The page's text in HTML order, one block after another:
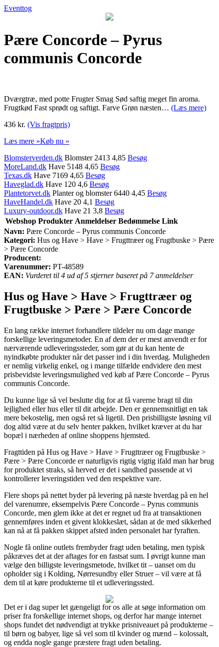
Eventtog
Pære Concorde – Pyrus
communis Concorde
Dværgtræ, med potte Frugter Smag Sød saftig meget fin aroma.
Frugtkød Fast sprødt og saftigt. Farve Grøn næsten… (Læs mere)
436 kr. (Vis fragtpris)
Læs mere »Køb nu »
Blomsterverden.dk Blomster 2413 4,85 Besøg
MoreLand.dk Have 5148 4,65 Besøg
Texas.dk Have 7169 4,65 Besøg
Haveglad.dk Have 120 4,6 Besøg
Plantetorvet.dk Planter og blomster 6440 4,45 Besøg
HaveHandel.dk Have 20 4,1 Besøg
Luxury-outdoor.dk Have 21 3,8 Besøg
Webshop Produkter Anmeldelser Bedømmelse Link
Navn: Pære Concorde – Pyrus communis Concorde
Kategori: Hus og Have > Have > Frugttræer og Frugtbuske > Pære
> Pære Concorde
Producent:
Varenummer: PT-48589
EAN: Vurderet til 4 ud af 5 stjerner baseret på 7 anmeldelser
Hus og Have > Have > Frugttræer og
Frugtbuske > Pære > Pære Concorde
En lang række internet forhandlere tildeler nu om dage mange
forskellige leveringsmetoder. En af dem der er mest anvendt er for
nærværende udleveringssteder, som gør at du kan hente de
nyindkøbte produkter når det passer ind i din hverdag. Muligheden
er nemlig virkelig enkel, og i mange tilfælde endvidere den mest
prisbevidste leveringsmulighed ved køb af Pære Concorde – Pyrus
communis Concorde.
Du kunne lige så vel beslutte dig for at få varerne bragt til din
lejlighed eller hus eller til dit arbejde. Den er gennemsnitligt en tak
mere bekostelig, men også ret så ligetil. Den prisbilligste løsning vil
dog altid være at du selv henter pakken, hvilket kræver at du har
bopæl i nærheden af online shoppens hjemsted.
Fragttiden på Hus og Have > Have > Frugttræer og Frugtbuske >
Pære > Pære Concorde er naturligvis rigtig vigtig ifald man har brug
for produktet straks, så herved er det i sandhed passende at vi
kontrollerer leveringstiden ved den respektive vare.
Flere shops på nettet byder på levering på næste hverdag på en hel
del varenumre, eksempelvis Pære Concorde – Pyrus communis
Concorde, men glem ikke at det er regnet ud fra at transaktionen
gennemføres inden et givent klokkeslæt, sådan at de med sikkerhed
kan nå at få pakken skippet afsted inden personalet har fyraften.
Nogle få online outlets frembyder fragt uden betaling, men typisk
påkræves det at der aftages for en fastsat sum. I øvrigt kunne man
vælge den billigste leveringsmetode, hvilket tit – uanset om du
opholder sig i Kolding, Nørresundby eller Struer – vil være at få
dem til at køre produkterne til et udleveringssted.
Det er i dag super let gængeligt for os alle at søge information om
priser fra forskellige internet shops, og derfor har mange internet
shops fundet det nødvendigt at trykke prisniveauet på produkterne –
til børn og babyer, lige så vel som til kvinder og mænd – kolossalt,
og endda nogle gange præstere fragt uden betaling.